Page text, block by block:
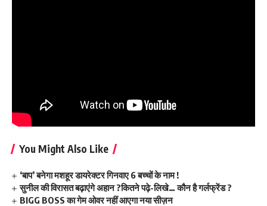
You Might Also Like
‘बाप’ बनेगा मशहूर डायरेक्टर गिनवाए 6 बच्चों के नाम !
सुनील की विरासत बढ़ाएंगे अहान ?कितने पढ़े-लिखे… कौन है गर्लफ्रेंड ?
BIGG BOSS का गेम ओवर नहीं आएगा नया सीज़न